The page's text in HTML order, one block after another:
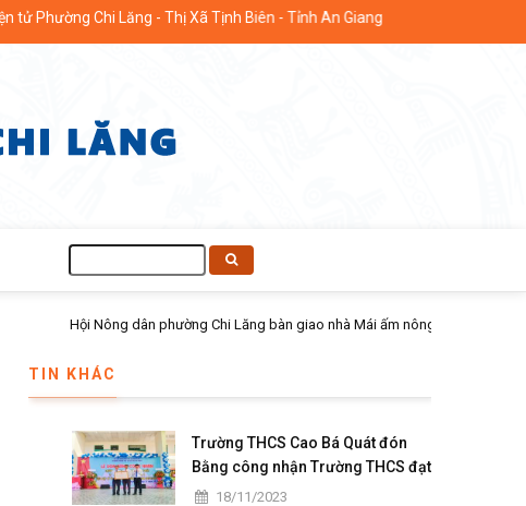
Chi Lăng - Thị Xã Tịnh Biên - Tỉnh An Giang
kiếm
TIN KHÁC
Trường THCS Cao Bá Quát đón
Bằng công nhận Trường THCS đạt
chuẩn Quốc gia mức độ I và họp
18/11/2023